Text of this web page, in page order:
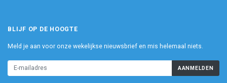
BLIJF OP DE HOOGTE
Meld je aan voor onze wekelijkse nieuwsbrief en mis helemaal niets.
AANMELDEN